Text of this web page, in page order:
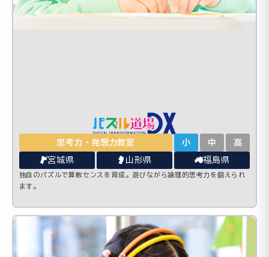
思考力・発想力教室 小 中 高
宮城県 山形県 福島県
独自のパズルで算数センスを育成。遊びながら論理的思考力を鍛えられ
ます。